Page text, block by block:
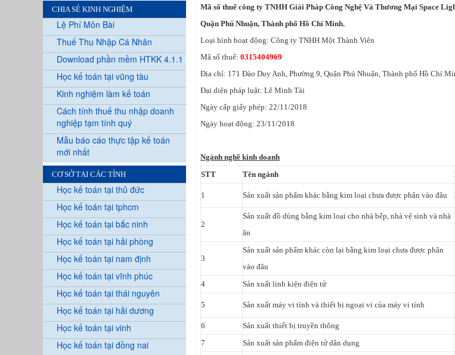
CHIA SẺ KINH NGHIỆM
Lệ Phí Môn Bài
Thuế Thu Nhập Cá Nhân
Download phần mềm HTKK 4.1.1
Học kế toán tại vũng tàu
Kinh nghiệm làm kế toán
Cách tính thuế thu nhập doanh
nghiệp tạm tính quý
Mẫu báo cáo thực tập kế toán
mới nhất
CƠ SỞ TẠI CÁC TỈNH
Học kế toán tại thủ đức
Học kế toán tại tphcm
Học kế toán tại bắc ninh
Học kế toán tại hải phòng
Học kế toán tại nam định
Học kế toán tại vĩnh phúc
Học kế toán tại thái nguyên
Học kế toán tại hải dương
Học kế toán tại vinh
Học kế toán tại đồng nai
Mã số thuế công ty TNHH Giải Pháp Công Nghệ Và Thương Mại Space
Quận Phú Nhuận, Thành phố Hồ Chí Minh.
Loại hình hoạt động: Công ty TNHH Một Thành Viên
Mã số thuế: 0315404969
Địa chỉ: 171 Đào Duy Anh, Phường 9, Quận Phú Nhuận, Thành phố Hồ Chí
Đại diện pháp luật: Lê Minh Tài
Ngày cấp giấy phép: 22/11/2018
Ngày hoạt động: 23/11/2018
Ngành nghề kinh doanh
STT
Tên ngành
1 Sản xuất sản phẩm khác bằng kim loại chưa được phân vào đâu
2
Sản xuất đồ dùng bằng kim loại cho nhà bếp, nhà vệ sinh và nhà
ăn
3
Sản xuất sản phẩm khác còn lại bằng kim loại chưa được phân
vào đâu
4 Sản xuất linh kiện điện tử
5 Sản xuất máy vi tính và thiết bị ngoại vi của máy vi tính
6 Sản xuất thiết bị truyền thông
7
Sản xuất sản phẩm điện tử dân dụng